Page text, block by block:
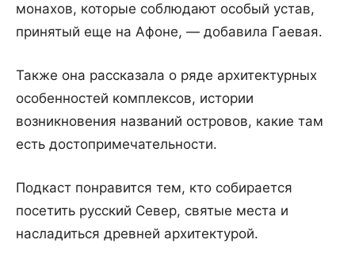
монахов, которые соблюдают особый устав,
принятый еще на Афоне, — добавила Гаевая.
Также она рассказала о ряде архитектурных
особенностей комплексов, истории
возникновения названий островов, какие там
есть достопримечательности.
Подкаст понравится тем, кто собирается
посетить русский Север, святые места и
насладиться древней архитектурой.